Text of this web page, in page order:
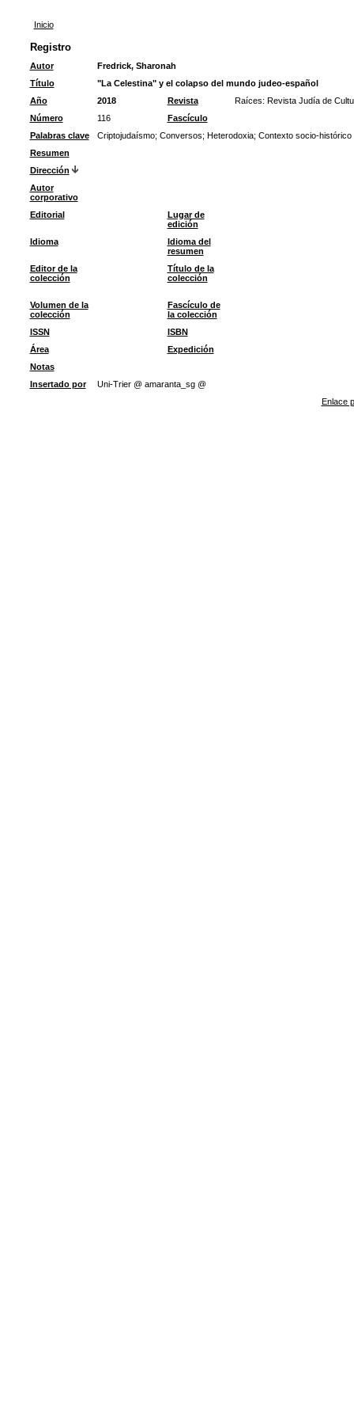
Inicio
Registro
Autor
Fredrick, Sharonah
Título
"La Celestina" y el colapso del mundo judeo-español
Año
2018 Revista
Raíces: Revista Judía de
Número
116
Fascículo
Palabras clave
Criptojudaísmo; Conversos; Heterodoxia; Contexto socio-histórico
Resumen
Dirección
Autor
corporativo
Editorial
Lugar de
edición
Idioma
Idioma del
resumen
Editor de la
colección
Título de la
colección
Volumen de la
colección
Fascículo de
la colección
ISSN
ISBN
Área
Expedición
Notas
Insertado por
Uni-Trier @ amaranta_sg @
Enlace